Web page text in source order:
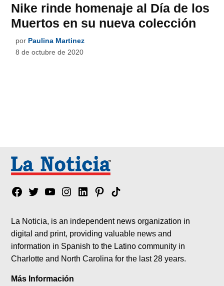
Nike rinde homenaje al Día de los
Muertos en su nueva colección
por Paulina Martinez
8 de octubre de 2020
Facebook
TwitterYouTubeInstagram
LinkedinPinterest
Tik
La Noticia, is an independent news organization in
digital and print, providing valuable news and
information in Spanish to the Latino community in
Charlotte and North Carolina for the last 28 years.
Más Información